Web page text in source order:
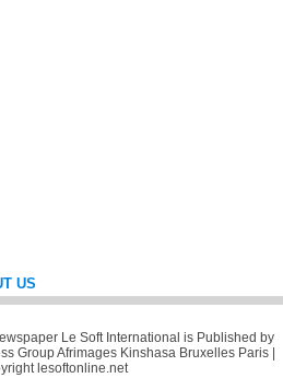
US
Le Soft International is Published by
Group Afrimages Kinshasa Bruxelles Paris |
lesoftonline.net